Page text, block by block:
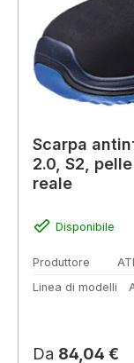
Scarpa
2.0, S2,
reale
Disponibile
Produttore
Linea di modelli
Prezzo
Da 84,04 €